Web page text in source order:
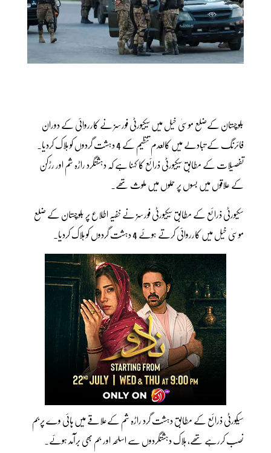
بلوچستان کےضلع موسیٰ خیل میں سیکیورٹی فورسز نے کارروائی کے دوران
فائرنگ کے تبادلے میں کالعدم تنظیم کے 4 دہشت گردوں کو ہلاک کردیا۔
تفصیلات کے مطابق سیکیورٹی ذرائع کا کہنا ہے کہ دہشتگرد راڑہ شم اور رڑکن
کے علاقوں میں بسوں پر حملوں میں ملوث تھے۔
سکیورٹی ذرائع کے مطابق سیکیورٹی فورسز نے خفیہ اطلاع پر بلوچستان کے ضلع
موسیٰ خیل میں کارروائی کرتے ہوئے 4 دہشت گردوں کو ہلاک کردیا۔
سیکورٹی ذرائع کے مطابق دہشت گرد راڑہ شم کےعلاقے میں ہائی وے پربم
نصب کررہے تھے، ہلاک دہشتگردوں سے اسلحہ اور بم بھی برآمد ہوئے۔